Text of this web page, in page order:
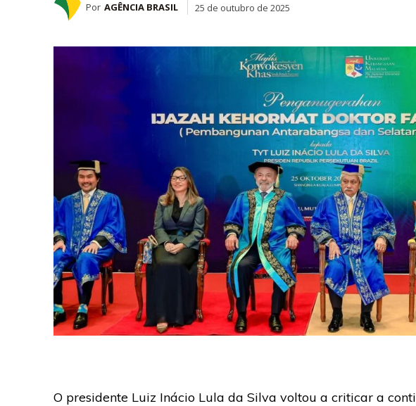
Por AGÊNCIA BRASIL 25 de outubro de 2025
O presidente Luiz Inácio Lula da Silva voltou a criticar a